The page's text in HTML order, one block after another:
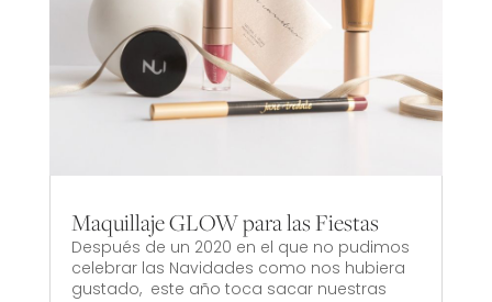
Maquillaje GLOW para las Fiestas
Después de un 2020 en el que no pudimos
celebrar las Navidades como nos hubiera
gustado, este año toca sacar nuestras